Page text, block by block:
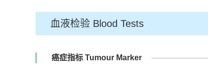
血液检验 Blood Tests
癌症指标 Tumour Marker